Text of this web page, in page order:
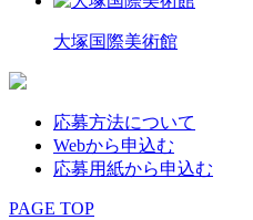
大塚国際美術館
応募方法について
Webから申込む
応募用紙から申込む
PAGE TOP